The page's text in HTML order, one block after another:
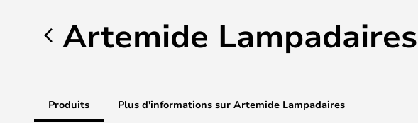
Artemide Lampadaires
Produits Plus d'informations sur Artemide Lampadaires